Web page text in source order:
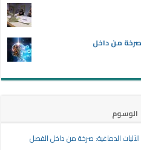
صرخة من داخل
الوسوم
الدماغية: صرخة من داخل الفصل